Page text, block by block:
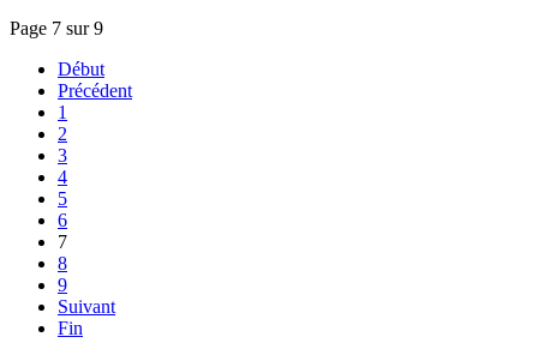
Page 7 sur 9
Début
Précédent
1
2
3
4
5
6
7
8
9
Suivant
Fin